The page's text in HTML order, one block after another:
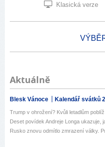
Klasická verze
Aktuálně
Blesk Vánoce Kalendář svátků
Trump v ohrožení? Kvůli letadlům
Deset povídek Andreje Longa ukazuje,
Rusko znovu odmítlo zmrazení války.